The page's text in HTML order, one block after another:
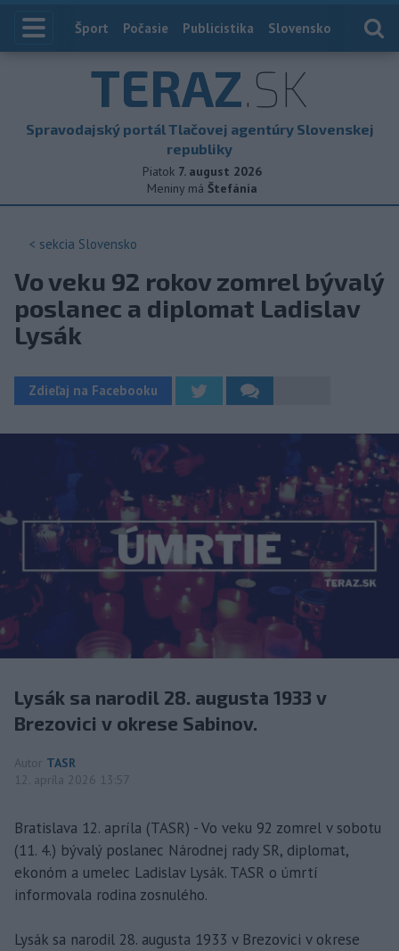
Index
Šport Počasie Publicistika Slovensko
TERAZ.SK
Spravodajský portál Tlačovej agentúry Slovenskej
republiky
Piatok 7. august 2026
Meniny má Štefánia
< sekcia Slovensko
Vo veku 92 rokov zomrel bývalý
poslanec a diplomat Ladislav
Lysák
Zdieľaj na Facebooku
Lysák sa narodil 28. augusta 1933 v
Brezovici v okrese Sabinov.
Autor TASR
12. apríla 2026 13:57
Bratislava 12. apríla (TASR) - Vo veku 92 zomrel v sobotu
(11. 4.) bývalý poslanec Národnej rady SR, diplomat,
ekonóm a umelec Ladislav Lysák. TASR o úmrtí
informovala rodina zosnulého.
Lysák sa narodil 28. augusta 1933 v Brezovici v okrese